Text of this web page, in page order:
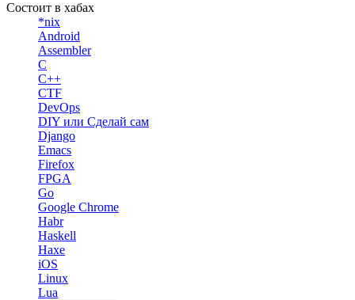
Состоит в хабах
*nix
Android
Assembler
C
C++
CTF
DevOps
DIY или Сделай сам
Django
Emacs
Firefox
FPGA
Go
Google Chrome
Habr
Haskell
Haxe
iOS
Linux
Lua